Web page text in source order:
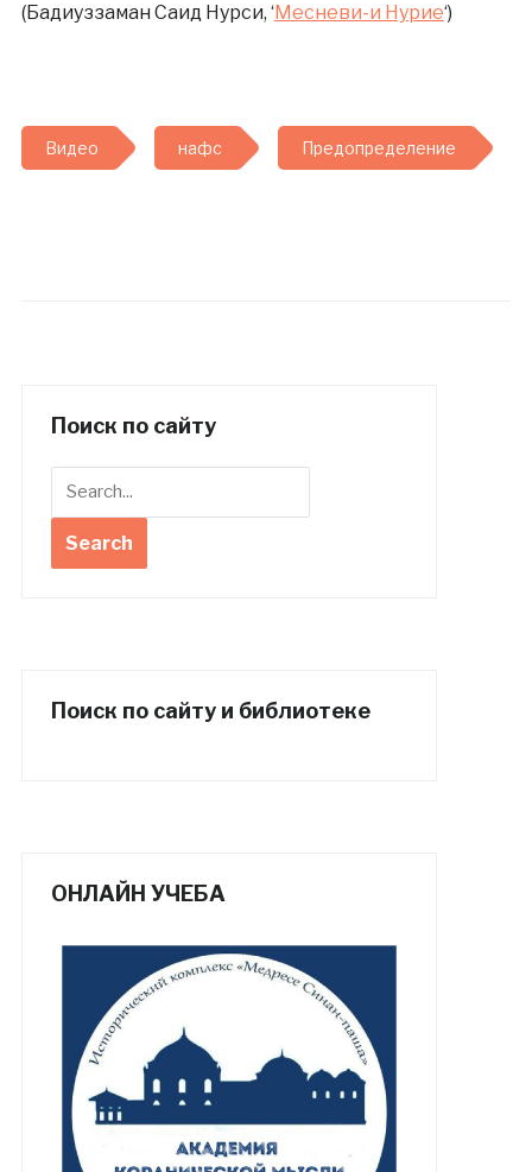
(Бадиуззаман Саид Нурси, ‘Месневи-и Нурие‘)
Видео нафс Предопределение
Поиск по сайту
Поиск по сайту и библиотеке
ОНЛАЙН УЧЕБА